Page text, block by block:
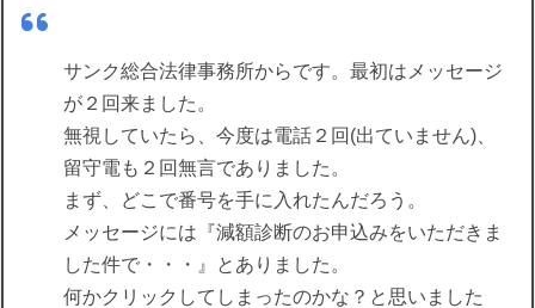
サンク総合法律事務所からです。最初はメッセージ
が２回来ました。
無視していたら、今度は電話２回(出ていません)、
留守電も２回無言でありました。
まず、どこで番号を手に入れたんだろう。
メッセージには『減額診断のお申込みをいただきま
した件で・・・』とありました。
何かクリックしてしまったのかな？と思いました